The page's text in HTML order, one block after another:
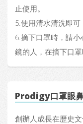
止使用。
5.使用清水清洗即可
6.摘下口罩時，請
鏡的人，在摘下口
Prodigy口罩眼
創辦人成長在歷史